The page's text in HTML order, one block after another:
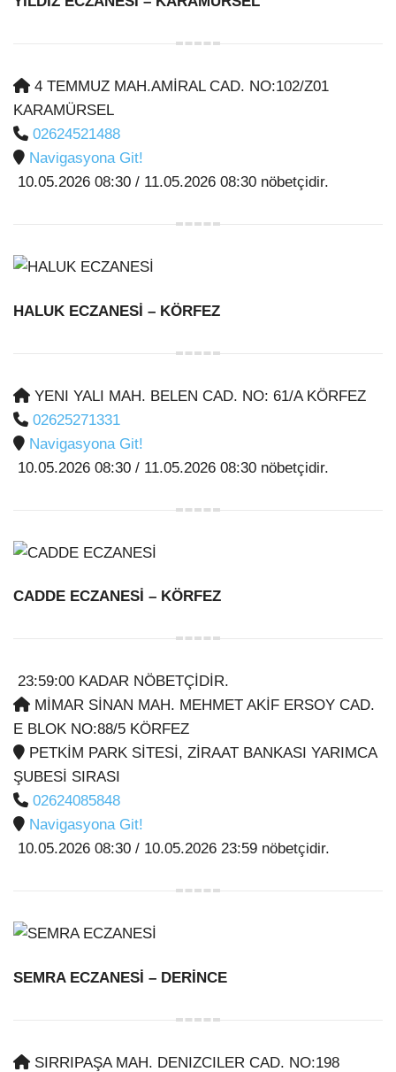
4 TEMMUZ MAH.AMİRAL CAD. NO:102/Z01
KARAMÜRSEL
02624521488
Navigasyona Git!
10.05.2026 08:30 / 11.05.2026 08:30 nöbetçidir.
HALUK ECZANESİ – KÖRFEZ
YENI YALI MAH. BELEN CAD. NO: 61/A KÖRFEZ
02625271331
Navigasyona Git!
10.05.2026 08:30 / 11.05.2026 08:30 nöbetçidir.
CADDE ECZANESİ – KÖRFEZ
23:59:00 KADAR NÖBETÇİDİR.
MİMAR SİNAN MAH. MEHMET AKİF ERSOY CAD.
E BLOK NO:88/5 KÖRFEZ
PETKİM PARK SİTESİ, ZİRAAT BANKASI YARIMCA
ŞUBESİ SIRASI
02624085848
Navigasyona Git!
10.05.2026 08:30 / 10.05.2026 23:59 nöbetçidir.
SEMRA ECZANESİ – DERİNCE
SIRRIPAŞA MAH. DENIZCILER CAD. NO:198